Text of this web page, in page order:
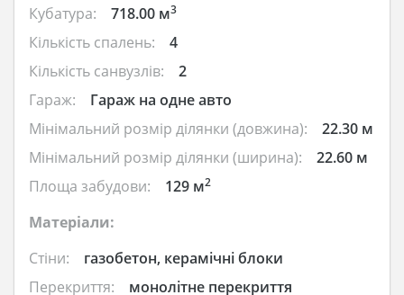
Кубатура: 718.00 м3
Кількість спалень:
4
Кількість санвузлів:
2
Гараж:
Гараж на одне авто
Мінімальний розмір ділянки (довжина):
22.30 м
Мінімальний розмір ділянки (ширина):
22.60 м
Площа забудови:
129 м2
Матеріали:
Стіни:
газобетон, керамічні блоки
Перекриття:
монолітне перекриття